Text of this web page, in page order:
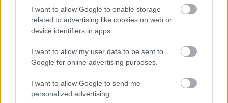
I want to allow Google to enable storage
related to advertising like cookies on web or
device identifiers in apps.
I want to allow my user data to be sent to
Google for online advertising purposes.
I want to allow Google to send me
personalized advertising.
Ez a szer tényleg eltünteti a vízkövet
24 óra